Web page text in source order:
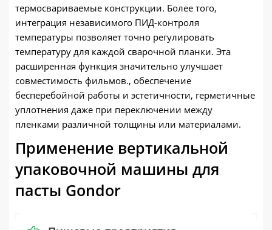
термосвариваемые конструкции. Более того,
интеграция независимого ПИД-контроля
температуры позволяет точно регулировать
температуру для каждой сварочной планки. Эта
расширенная функция значительно улучшает
совместимость фильмов., обеспечение
бесперебойной работы и эстетичности, герметичные
уплотнения даже при переключении между
пленками различной толщины или материалами.
Применение вертикальной
упаковочной машины для
пасты Gondor